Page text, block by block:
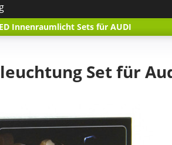
Innenraumlicht Sets für AUDI
Set für